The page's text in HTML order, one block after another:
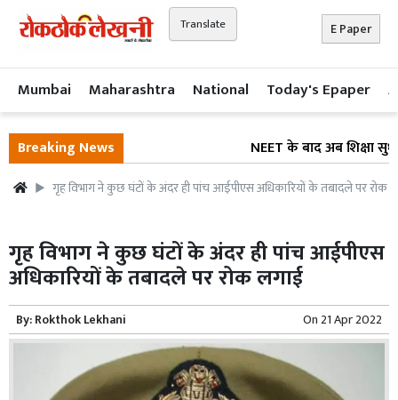
Translate E Paper
Mumbai Maharashtra National Today's Epaper
Breaking News NEET के बाद अब शिक्षा
गृह विभाग ने कुछ घंटों के अंदर ही पांच आईपीएस अधिकारियों के तबादले पर रोक
गृह विभाग ने कुछ घंटों के अंदर ही पांच आईपीएस
अधिकारियों के तबादले पर रोक लगाई
By:Rokthok Lekhani On21 Apr 2022